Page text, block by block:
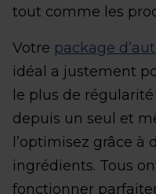
tout comme les
Votre package
idéal a justement
le plus de
depuis un seul et
l’optimisez grâce à
ingrédients. Tous
fonctionner